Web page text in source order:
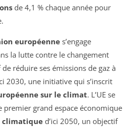
de 4,1 % chaque année pour
européennes’engage
la lutte contre le changement
réduire ses émissions de gaz à
2030, une initiative qui s’inscrit
sur le climat. L’UE se
premier grand espace économique
d’ici 2050, un objectif